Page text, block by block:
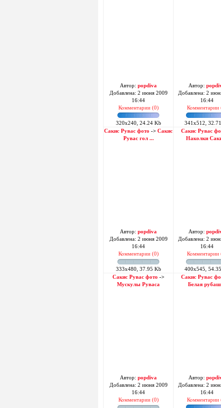
Автор: popdiva
Добавлена: 2 июня 2009
16:44
Комментарии (0)
320x240, 24.24 Kb
Автор:
Добавлена: 2
16:44
Комментарии
341x512,
Сакис Рувас фото -> Сакис
Рувас гол ...
Автор: popdiva
Добавлена: 2 июня 2009
16:44
Комментарии (0)
333x480, 37.95 Kb
Сакис Рувас
Наколки
Автор:
Добавлена: 2
16:44
Комментарии
400x545,
Сакис Рувас фото ->
Мускулы Руваса
Автор: popdiva
Добавлена: 2 июня 2009
16:44
Комментарии (0)
Сакис Рувас
Белая
Автор:
Добавлена: 2
16:44
Комментарии